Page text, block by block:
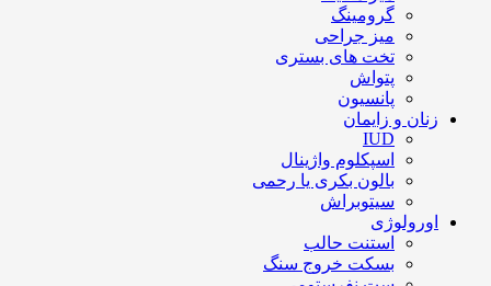
گرومینگ
میز جراحی
تخت های بستری
پتواش
پانسیون
زنان و زایمان
IUD
اسپکلوم واژینال
بالون بکری یا رحمی
سیتوبراش
اورولوژی
استنت حالب
بسکت خروج سنگ